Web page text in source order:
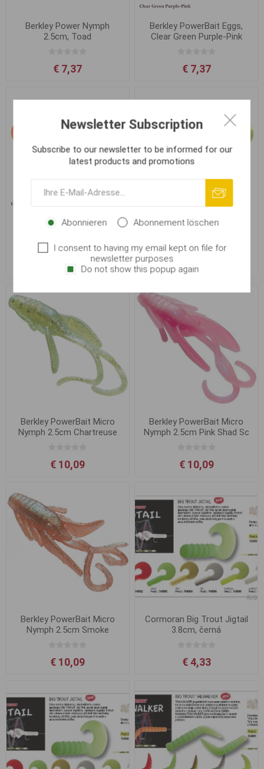
Berkley Power Nymph
2.5cm, Toad
€ 7,37
Berkley PowerBait Eggs,
Clear Green Purple-Pink
€ 7,37
Berkley PowerBait Eggs,
€ 7,37
Berkley PowerBait Eggs,
€ 7,37
Berkley PowerBait Micro
Nymph 2.5cm Chartreuse
€ 10,09
Berkley PowerBait Micro
Nymph 2.5cm Pink Shad Sc
€ 10,09
Berkley PowerBait Micro
Nymph 2.5cm Smoke
€ 10,09
Cormoran Big Trout Jigtail
3.8cm, černá
€ 4,33
Newsletter Subscription
Subscribe to our newsletter to be informed for our
latest products and promotions
Abonnieren Abonnement löschen
I consent to having my email kept on file for
newsletter purposes
Do not show this popup again